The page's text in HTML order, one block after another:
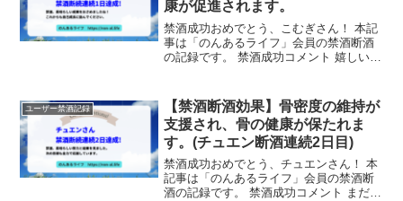
康が促進されます。
禁酒成功おめでとう、こむぎさん！ 本記
事は「のんあるライフ」会員の禁酒断酒
の記録です。 禁酒成功コメント 嬉しい☺️
メッセージ 禁酒、素晴らしい成果をおさ
めました...
ユーザー禁酒記録
【禁酒断酒効果】骨密度の維持が
支援され、骨の健康が保たれま
す。(チュエン断酒連続2日目)
禁酒成功おめでとう、チュエンさん！ 本
記事は「のんあるライフ」会員の禁酒断
酒の記録です。 禁酒成功コメント まだ不